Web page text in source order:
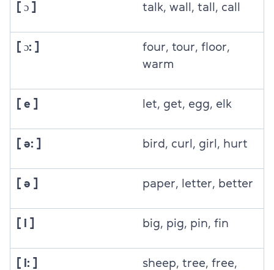
[ ɔ ] talk, wall, tall, call
[ ɔ: ]
four, tour, floor,
warm
[ e ] let, get, egg, elk
[ ə: ] bird, curl, girl, hurt
[ ə ] paper, letter, better
[ i ] big, pig, pin, fin
[ i: ]
sheep, tree, free,